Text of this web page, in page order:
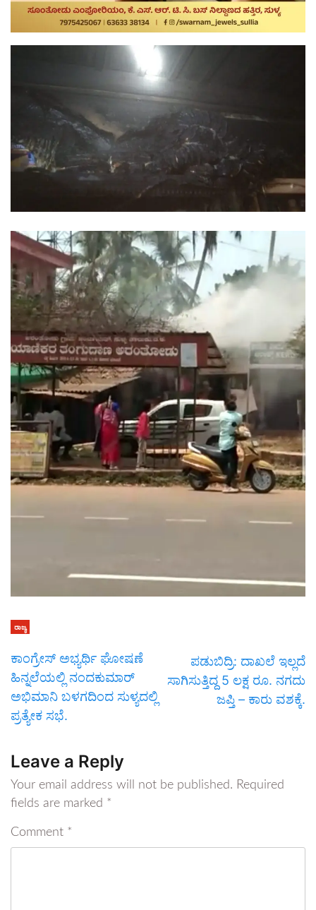
ರಾಜ್ಯ
ಕಾಂಗ್ರೇಸ್ ಅಭ್ಯರ್ಥಿ ಘೋಷಣೆ
ಹಿನ್ನಲೆಯಲ್ಲಿ ನಂದಕುಮಾರ್
ಅಭಿಮಾನಿ ಬಳಗದಿಂದ ಸುಳ್ಯದಲ್ಲಿ
ಪ್ರತ್ಯೇಕ ಸಭೆ.
ಪಡುಬಿದ್ರಿ: ದಾಖಲೆ ಇಲ್ಲದೆ
ಸಾಗಿಸುತ್ತಿದ್ದ 5 ಲಕ್ಷ ರೂ. ನಗದು
ಜಪ್ತಿ – ಕಾರು ವಶಕ್ಕೆ.
Leave a Reply
Your email address will not be published. Required
fields are marked *
Comment *